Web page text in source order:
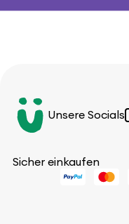
Unsere Socials
Sicher einkaufen